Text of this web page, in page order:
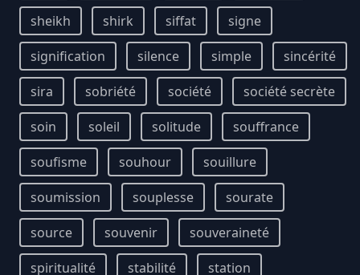
sheikh
shirk siffat
signe
signification
silence simple
sincérité
sira
sobriété société
société secrète
soin
soleil solitude
souffrance
soufisme
souhour
souillure
soumission
souplesse
sourate
source
souvenir
souveraineté
spiritualité
stabilité station